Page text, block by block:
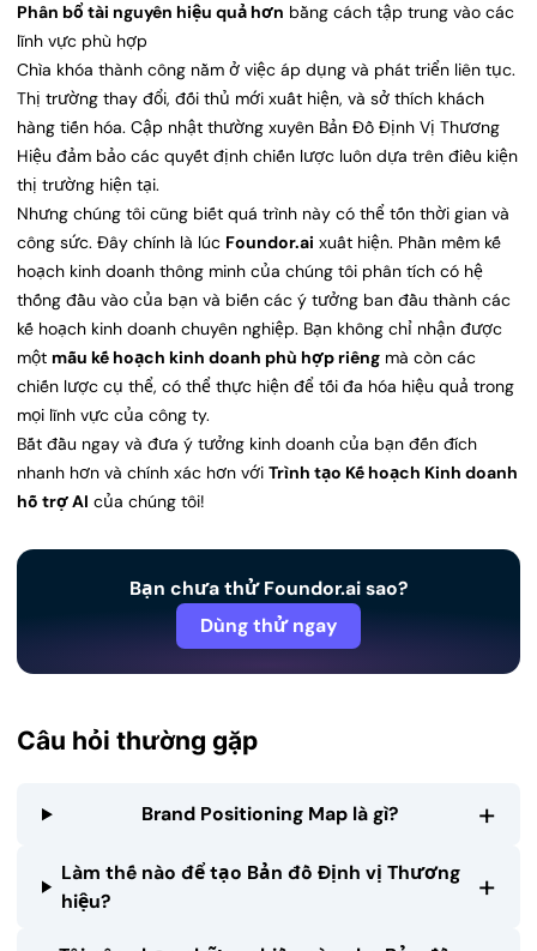
Phân bổ tài nguyên hiệu quả hơn bằng cách tập trung vào các
lĩnh vực phù hợp
Chìa khóa thành công nằm ở việc áp dụng và phát triển liên tục.
Thị trường thay đổi, đối thủ mới xuất hiện, và sở thích khách
hàng tiến hóa. Cập nhật thường xuyên Bản Đồ Định Vị Thương
Hiệu đảm bảo các quyết định chiến lược luôn dựa trên điều kiện
thị trường hiện tại.
Nhưng chúng tôi cũng biết quá trình này có thể tốn thời gian và
công sức. Đây chính là lúc Foundor.ai xuất hiện. Phần mềm kế
hoạch kinh doanh thông minh của chúng tôi phân tích có hệ
thống đầu vào của bạn và biến các ý tưởng ban đầu thành các
kế hoạch kinh doanh chuyên nghiệp. Bạn không chỉ nhận được
một mẫu kế hoạch kinh doanh phù hợp riêng mà còn các
chiến lược cụ thể, có thể thực hiện để tối đa hóa hiệu quả trong
mọi lĩnh vực của công ty.
Bắt đầu ngay và đưa ý tưởng kinh doanh của bạn đến đích
nhanh hơn và chính xác hơn với Trình tạo Kế hoạch Kinh doanh
hỗ trợ AI của chúng tôi!
Bạn chưa thử Foundor.ai sao?
Dùng thử ngay
Câu hỏi thường gặp
Brand Positioning Map là gì? +
Làm thế nào để tạo Bản đồ Định vị Thương
hiệu?
+